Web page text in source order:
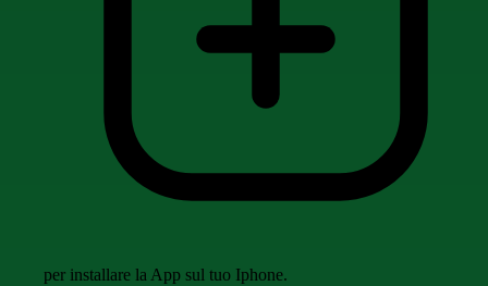
per installare la App sul tuo Iphone.